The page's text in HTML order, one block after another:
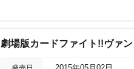
劇場版カードファイト!!ヴァ